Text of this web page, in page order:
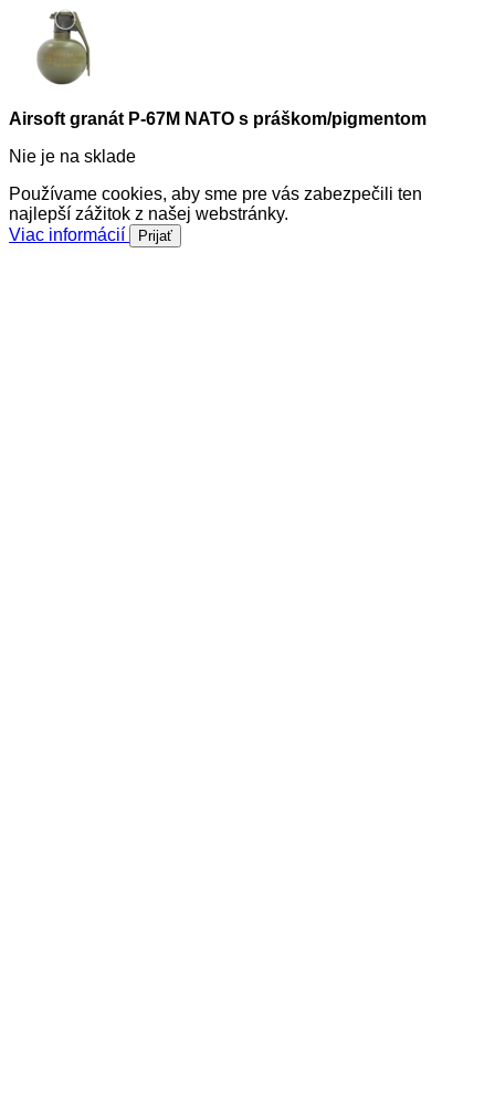
Airsoft granát P-67M NATO s práškom/pigmentom
Nie je na sklade
Používame cookies, aby sme pre vás zabezpečili ten
najlepší zážitok z našej webstránky.
Viac informácií
Prijať